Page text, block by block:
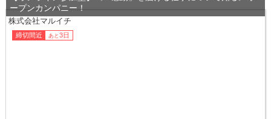
ープンカンパニー！
株式会社マルイチ
締切間近 あと 3日